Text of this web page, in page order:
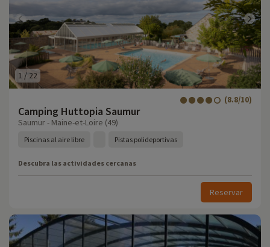
1 / 22
Camping Huttopia Saumur
(8.8/10)
Saumur - Maine-et-Loire (49)
Piscinas al aire libre Pistas polideportivas
Descubra las actividades cercanas
Reservar